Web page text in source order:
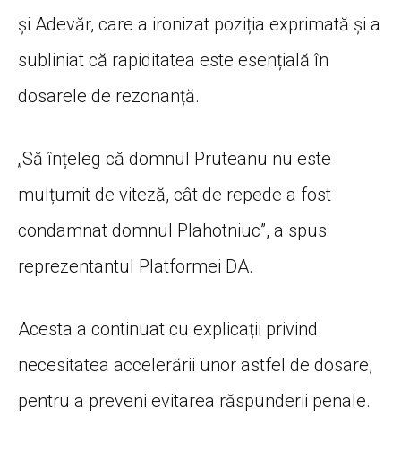
și Adevăr, care a ironizat poziția exprimată și a
subliniat că rapiditatea este esențială în
dosarele de rezonanță.
„Să înțeleg că domnul Pruteanu nu este
mulțumit de viteză, cât de repede a fost
condamnat domnul Plahotniuc”, a spus
reprezentantul Platformei DA.
Acesta a continuat cu explicații privind
necesitatea accelerării unor astfel de dosare,
pentru a preveni evitarea răspunderii penale.